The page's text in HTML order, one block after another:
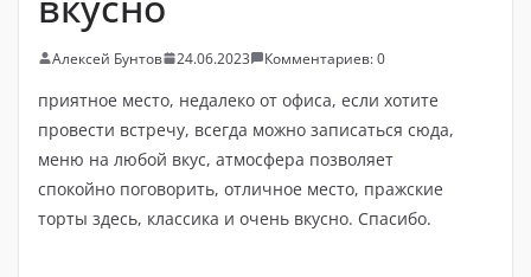
Алексей Бунтов 24.06.2023 Комментариев: 0
приятное место, недалеко от офиса, если хотите
провести встречу, всегда можно записаться сюда,
меню на любой вкус, атмосфера позволяет
спокойно поговорить, отличное место, пражские
торты здесь, классика и очень вкусно. Спасибо.